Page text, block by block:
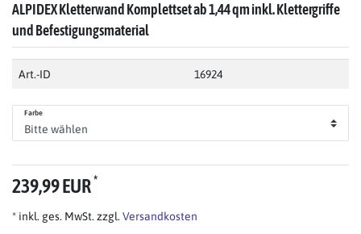
ALPIDEX Kletterwand Komplettset ab 1,44 qm inkl. Klettergriffe
und Befestigungsmaterial
Art.-ID 16924
Farbe
239,99 EUR*
* inkl. ges. MwSt. zzgl. Versandkosten